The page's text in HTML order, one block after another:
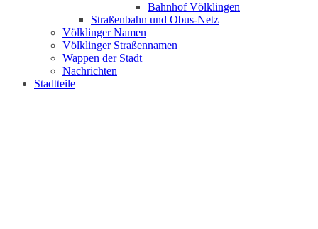
Bahnhof Völklingen
Straßenbahn und Obus-Netz
Völklinger Namen
Völklinger Straßennamen
Wappen der Stadt
Nachrichten
Stadtteile